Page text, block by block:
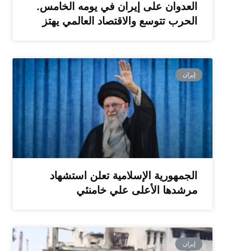
العدوان على إيران في يومه الخامس.
الحرب تتوسع والاقتصاد العالمي يهتز
إيران
الجمهورية الإسلامية تعلن استشهاد
مرشدها الأعلى علي خامنئي
إيران